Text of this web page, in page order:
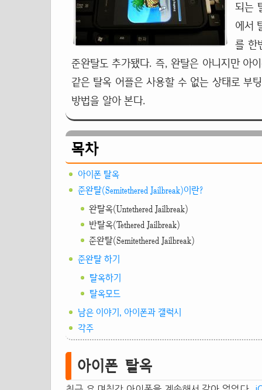
되는
에서
를 한
준완탈도 추가됐다. 즉, 완탈은 아니지만 아
같은 탈옥 어플은 사용할 수 없는 상태로 부
방법을 알아 본다.
목차
아이폰 탈옥
준완탈(Semitethered Jailbreak)이란?
완탈옥(Untethered Jailbreak)
반탈옥(Tethered Jailbreak)
준완탈(Semitethered Jailbreak)
준완탈 하기
탈옥하기
탈옥모드
남은 이야기, 아이폰과 갤럭시
각주
아이폰 탈옥